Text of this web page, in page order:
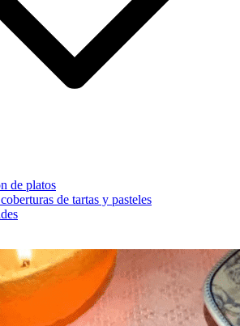
de platos
de tartas y pasteles